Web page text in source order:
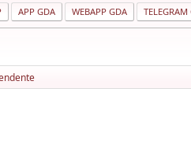
APP GDA WEBAPP GDA TELEGRAM